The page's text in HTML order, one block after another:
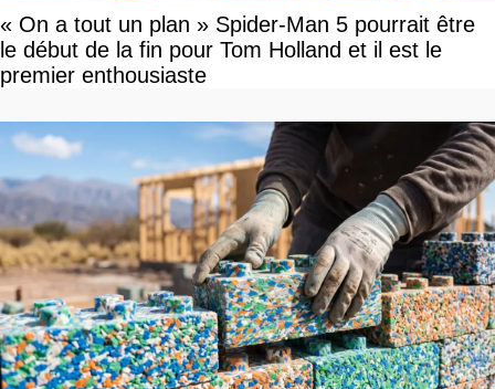
« On a tout un plan » Spider-Man 5 pourrait être
le début de la fin pour Tom Holland et il est le
premier enthousiaste